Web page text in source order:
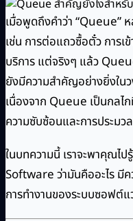
เมื่อพูดถึงคำว่า “Queue”
เช่น การต่อแถวซื้อตั๋ว การเ
บริการ แต่จริงๆ แล้ว
ยังมีความสำคัญอย่างยิ่งใน
เนื่องจาก Queue เป็นกลไ
ความซับซ้อนและการประม
ในบทความนี้ เราจะพาคุณไ
Software ว่ามันคืออะไร มี
การทำงานของระบบซอฟต์แ